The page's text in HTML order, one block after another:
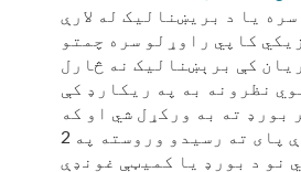
یا د بریښنالیک له لارې
کاپي راوړلو سره چمتو
کې برېښنالیک نه څارل
نظرونه به په ریکارډ کې
بورډ ته به ورکړل شي او که
چیرې د غونډې پای ته رسیدو وروسته په 2
نو د بورډ یا کمیټې غونډې